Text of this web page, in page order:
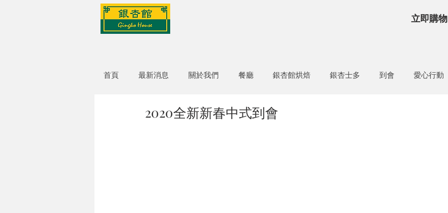
立即購物
首頁 最新消息 關於我們 餐廳 銀杏館烘焙 銀杏士多 到會 愛心行動
2020全新新春中式到會